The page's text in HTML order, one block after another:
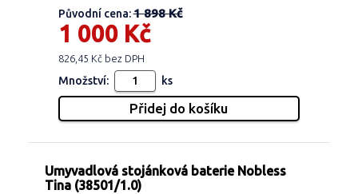
Původní cena:1 898 Kč
1 000 Kč
826,45 Kč bez DPH
Množství: ks
Umyvadlová stojánková baterie Nobless
Tina (38501/1.0)